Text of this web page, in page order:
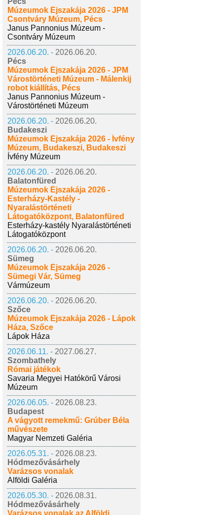
Múzeumok Éjszakája 2026 - JPM
Csontváry Múzeum, Pécs
Janus Pannonius Múzeum -
Csontváry Múzeum
2026.06.20. - 2026.06.20.
Pécs
Múzeumok Éjszakája 2026 - JPM
Várostörténeti Múzeum - Málenkij
robot kiállítás, Pécs
Janus Pannonius Múzeum -
Várostörténeti Múzeum
2026.06.20. - 2026.06.20.
Budakeszi
Múzeumok Éjszakája 2026 - Ívfény
Múzeum, Budakeszi, Budakeszi
Ívfény Múzeum
2026.06.20. - 2026.06.20.
Balatonfüred
Múzeumok Éjszakája 2026 -
Esterházy-Kastély -
Nyaralástörténeti
Látogatóközpont, Balatonfüred
Esterházy-kastély Nyaralástörténeti
Látogatóközpont
2026.06.20. - 2026.06.20.
Sümeg
Múzeumok Éjszakája 2026 -
Sümegi Vár, Sümeg
Vármúzeum
2026.06.20. - 2026.06.20.
Szőce
Múzeumok Éjszakája 2026 - Lápok
Háza, Szőce
Lápok Háza
2026.06.11. - 2027.06.27.
Szombathely
Római játékok
Savaria Megyei Hatókörű Városi
Múzeum
2026.06.05. - 2026.08.23.
Budapest
A vágyott remekmű: Grúber Béla
művészete
Magyar Nemzeti Galéria
2026.05.31. - 2026.08.23.
Hódmezővásárhely
Varázsos vonalak
Alföldi Galéria
2026.05.30. - 2026.08.31.
Hódmezővásárhely
Varázsos vonalak az Alföldi